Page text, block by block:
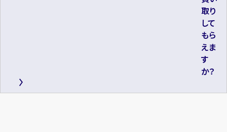
取り
して
もら
えま
す
か？